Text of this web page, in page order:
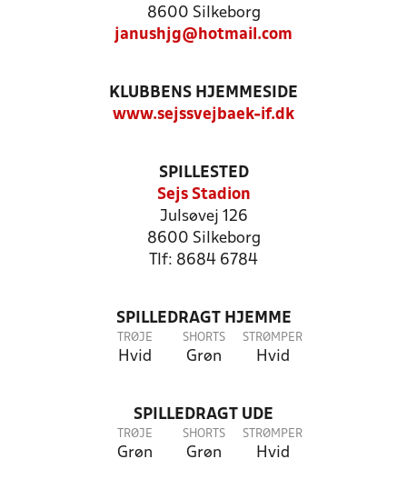
8600 Silkeborg
janushjg@hotmail.com
KLUBBENS HJEMMESIDE
www.sejssvejbaek-if.dk
SPILLESTED
Sejs Stadion
Julsøvej 126
8600 Silkeborg
Tlf: 8684 6784
SPILLEDRAGT HJEMME
TRØJE
Hvid
SHORTS
Grøn
STRØMPER
Hvid
SPILLEDRAGT UDE
TRØJE
Grøn
SHORTS
Grøn
STRØMPER
Hvid